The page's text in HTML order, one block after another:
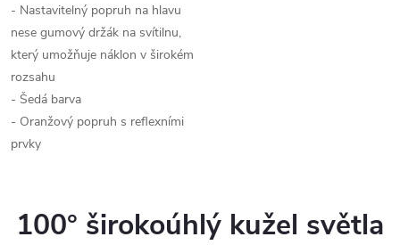
- Nastavitelný popruh na hlavu
nese gumový držák na svítilnu,
který umožňuje náklon v širokém
rozsahu
- Šedá barva
- Oranžový popruh s reflexními
prvky
100° širokoúhlý kužel světla